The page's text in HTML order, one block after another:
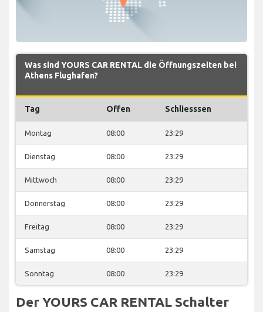
Was sind YOURS CAR RENTAL die Öffnungszeiten bei
Athens Flughafen?
Tag Offen Schliesssen
Montag 08:00 23:29
Dienstag 08:00 23:29
Mittwoch 08:00 23:29
Donnerstag 08:00 23:29
Freitag 08:00 23:29
Samstag 08:00 23:29
Sonntag 08:00 23:29
Der YOURS CAR RENTAL Schalter